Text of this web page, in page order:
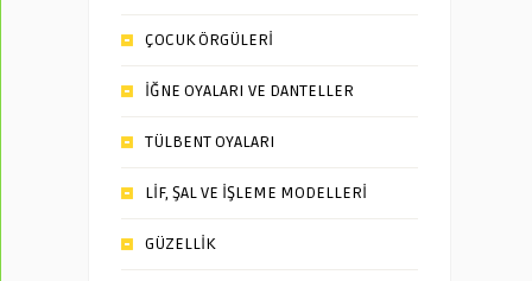
ÇOCUK ÖRGÜLERİ
İĞNE OYALARI VE DANTELLER
TÜLBENT OYALARI
LİF, ŞAL VE İŞLEME MODELLERİ
GÜZELLİK